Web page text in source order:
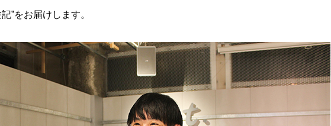
”をお届けします。